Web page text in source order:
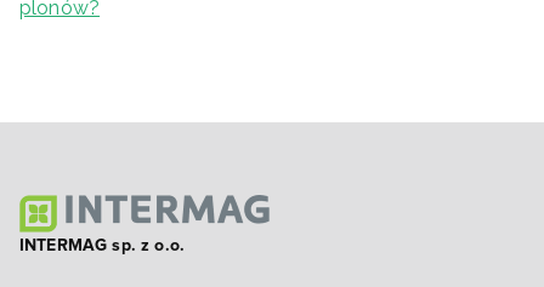
plonów?
INTERMAG sp. z o.o.